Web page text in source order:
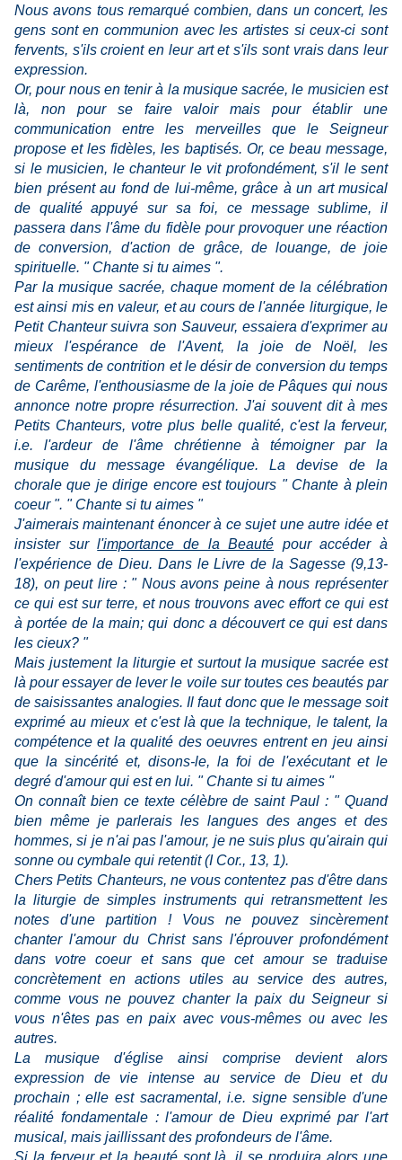
Nous avons tous remarqué combien, dans un concert, les
gens sont en communion avec les artistes si ceux-ci sont
fervents, s'ils croient en leur art et s'ils sont vrais dans leur
expression.
Or, pour nous en tenir à la musique sacrée, le musicien est
là, non pour se faire valoir mais pour établir une
communication entre les merveilles que le Seigneur
propose et les fidèles, les baptisés. Or, ce beau message,
si le musicien, le chanteur le vit profondément, s'il le sent
bien présent au fond de lui-même, grâce à un art musical
de qualité appuyé sur sa foi, ce message sublime, il
passera dans l'âme du fidèle pour provoquer une réaction
de conversion, d'action de grâce, de louange, de joie
spirituelle. " Chante si tu aimes ".
Par la musique sacrée, chaque moment de la célébration
est ainsi mis en valeur, et au cours de l'année liturgique, le
Petit Chanteur suivra son Sauveur, essaiera d'exprimer au
mieux l'espérance de l'Avent, la joie de Noël, les
sentiments de contrition et le désir de conversion du temps
de Carême, l'enthousiasme de la joie de Pâques qui nous
annonce notre propre résurrection. J'ai souvent dit à mes
Petits Chanteurs, votre plus belle qualité, c'est la ferveur,
i.e. l'ardeur de l'âme chrétienne à témoigner par la
musique du message évangélique. La devise de la
chorale que je dirige encore est toujours " Chante à plein
coeur ". " Chante si tu aimes "
J'aimerais maintenant énoncer à ce sujet une autre idée et
insister surl'importance de la Beauté pour accéder à
l'expérience de Dieu. Dans le Livre de la Sagesse (9,13-
18), on peut lire : " Nous avons peine à nous représenter
ce qui est sur terre, et nous trouvons avec effort ce qui est
à portée de la main; qui donc a découvert ce qui est dans
les cieux? "
Mais justement la liturgie et surtout la musique sacrée est
là pour essayer de lever le voile sur toutes ces beautés par
de saisissantes analogies. Il faut donc que le message soit
exprimé au mieux et c'est là que la technique, le talent, la
compétence et la qualité des oeuvres entrent en jeu ainsi
que la sincérité et, disons-le, la foi de l'exécutant et le
degré d'amour qui est en lui. " Chante si tu aimes "
On connaît bien ce texte célèbre de saint Paul : " Quand
bien même je parlerais les langues des anges et des
hommes, si je n'ai pas l'amour, je ne suis plus qu'airain qui
sonne ou cymbale qui retentit (I Cor., 13, 1).
Chers Petits Chanteurs, ne vous contentez pas d'être dans
la liturgie de simples instruments qui retransmettent les
notes d'une partition ! Vous ne pouvez sincèrement
chanter l'amour du Christ sans l'éprouver profondément
dans votre coeur et sans que cet amour se traduise
concrètement en actions utiles au service des autres,
comme vous ne pouvez chanter la paix du Seigneur si
vous n'êtes pas en paix avec vous-mêmes ou avec les
autres.
La musique d'église ainsi comprise devient alors
expression de vie intense au service de Dieu et du
prochain ; elle est sacramental, i.e. signe sensible d'une
réalité fondamentale : l'amour de Dieu exprimé par l'art
musical, mais jaillissant des profondeurs de l'âme.